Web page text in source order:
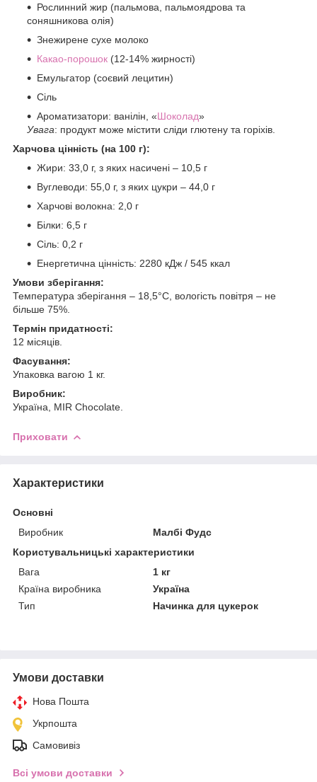
Рослинний жир (пальмова, пальмоядрова та
соняшникова олія)
Знежирене сухе молоко
Какао-порошок (12-14% жирності)
Емульгатор (соєвий лецитин)
Сіль
Ароматизатори: ванілін, «Шоколад»
Увага: продукт може містити сліди глютену та горіхів.
Харчова цінність (на 100 г):
Жири: 33,0 г, з яких насичені – 10,5 г
Вуглеводи: 55,0 г, з яких цукри – 44,0 г
Харчові волокна: 2,0 г
Білки: 6,5 г
Сіль: 0,2 г
Енергетична цінність: 2280 кДж / 545 ккал
Умови зберігання:
Температура зберігання – 18,5°C, вологість повітря – не
більше 75%.
Термін придатності:
12 місяців.
Фасування:
Упаковка вагою 1 кг.
Виробник:
Україна, MIR Chocolate.
Приховати
Характеристики
Основні
Виробник
Малбі Фудс
Користувальницькі характеристики
Вага
1 кг
Країна виробника
Україна
Тип
Начинка для цукерок
Умови доставки
Нова Пошта
Укрпошта
Самовивіз
Всі умови доставки